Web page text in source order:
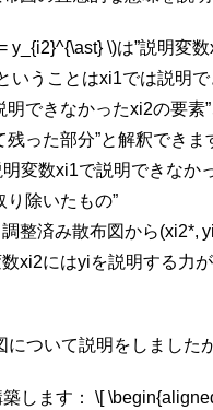
y_{i2}^{\ast} \)は”説明変数
いうことはxi1では説明
明できなかったxi2の要素
った部分”と解釈できま
変数xi1で説明できなか
り除いたもの”
整済み散布図から(xi2*,y
xi2にはyiを説明する力
について説明をしました
します： \[